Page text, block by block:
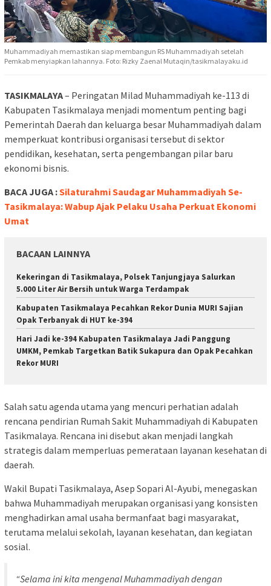
Muhammadiyah memastikan siap membangun RS Muhammadiyah setelah
Pemkab menyiapkan lahannya. Foto: Rizky Zaenal Mutaqin/tasikmalayaku.id
TASIKMALAYA– Peringatan Milad Muhammadiyah ke-113 di
Kabupaten Tasikmalaya menjadi momentum penting bagi
Pemerintah Daerah dan keluarga besar Muhammadiyah dalam
memperkuat kontribusi organisasi tersebut di sektor
pendidikan, kesehatan, serta pengembangan pilar baru
ekonomi bisnis.
BACA JUGA :Silaturahmi Saudagar Muhammadiyah Se-
Tasikmalaya: Wabup Ajak Pelaku Usaha Perkuat Ekonomi
Umat
BACAAN LAINNYA
Kekeringan di Tasikmalaya, Polsek Tanjungjaya Salurkan
5.000 Liter Air Bersih untuk Warga Terdampak
Kabupaten Tasikmalaya Pecahkan Rekor Dunia MURI Sajian
Opak Terbanyak di HUT ke-394
Hari Jadi ke-394 Kabupaten Tasikmalaya Jadi Panggung
UMKM, Pemkab Targetkan Batik Sukapura dan Opak Pecahkan
Rekor MURI
Salah satu agenda utama yang mencuri perhatian adalah
rencana pendirian Rumah Sakit Muhammadiyah di Kabupaten
Tasikmalaya. Rencana ini disebut akan menjadi langkah
strategis dalam memperluas pemerataan layanan kesehatan di
daerah.
Wakil Bupati Tasikmalaya, Asep Sopari Al-Ayubi, menegaskan
bahwa Muhammadiyah merupakan organisasi yang konsisten
menghadirkan amal usaha bermanfaat bagi masyarakat,
terutama melalui sekolah, layanan kesehatan, dan kegiatan
sosial.
“Selama ini kita mengenal Muhammadiyah dengan